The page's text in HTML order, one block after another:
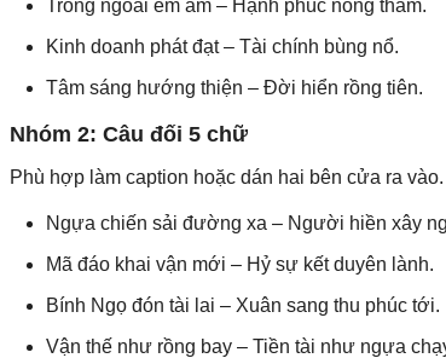
Trong ngoài êm ấm – Hạnh phúc nồng thắm.
Kinh doanh phát đạt – Tài chính bùng nổ.
Tâm sáng hướng thiện – Đời hiển rồng tiên.
Nhóm 2: Câu đối 5 chữ
Phù hợp làm caption hoặc dán hai bên cửa ra vào.
Ngựa chiến sải đường xa – Người hiền xây
Mã đáo khai vận mới – Hỷ sự kết duyên lành.
Bính Ngọ đón tài lai – Xuân sang thu phúc tới.
Vận thế như rồng bay – Tiền tài như ngựa